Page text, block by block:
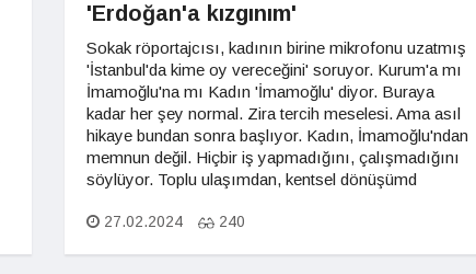
'Erdoğan'a kızgınım'
Sokak röportajcısı, kadının birine mikrofonu uzatmış
'İstanbul'da kime oy vereceğini' soruyor. Kurum'a mı
İmamoğlu'na mı Kadın 'İmamoğlu' diyor. Buraya
kadar her şey normal. Zira tercih meselesi. Ama asıl
hikaye bundan sonra başlıyor. Kadın, İmamoğlu'ndan
memnun değil. Hiçbir iş yapmadığını, çalışmadığını
söylüyor. Toplu ulaşımdan, kentsel dönüşümd
27.02.2024 240